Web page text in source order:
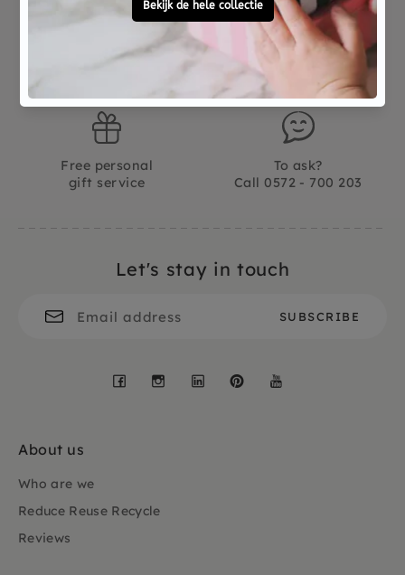
Not good?
Ordered before 15:00,
tomorrow at home
Free personal
gift service
To ask?
Call 0572 - 700 203
Let's stay in touch
Facebook
Instagram
LinkedInPinterest
About us
Who are we
Reduce Reuse Recycle
Reviews